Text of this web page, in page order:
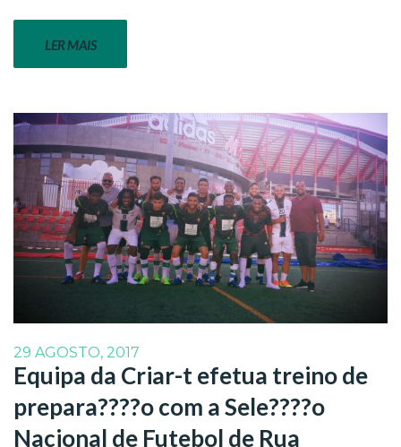
LER MAIS
29 AGOSTO, 2017
Equipa da Criar-t efetua treino de
prepara????o com a Sele????o
Nacional de Futebol de Rua